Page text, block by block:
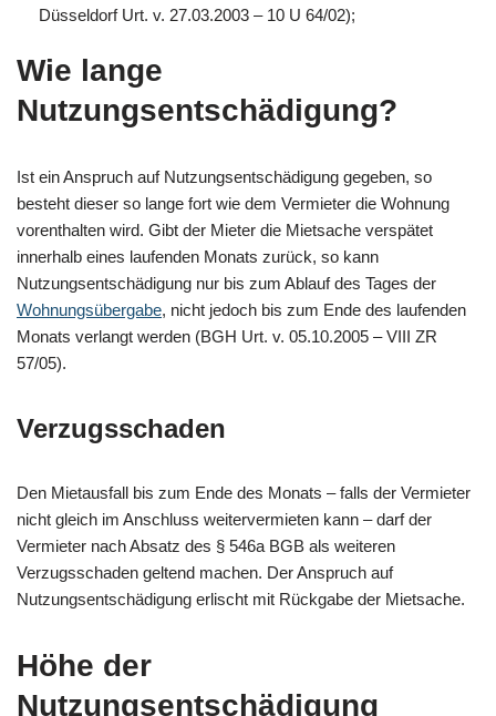
Düsseldorf Urt. v. 27.03.2003 – 10 U 64/02);
Wie lange
Nutzungsentschädigung?
Ist ein Anspruch auf Nutzungsentschädigung gegeben, so
besteht dieser so lange fort wie dem Vermieter die Wohnung
vorenthalten wird. Gibt der Mieter die Mietsache verspätet
innerhalb eines laufenden Monats zurück, so kann
Nutzungsentschädigung nur bis zum Ablauf des Tages der
Wohnungsübergabe, nicht jedoch bis zum Ende des laufenden
Monats verlangt werden (BGH Urt. v. 05.10.2005 – VIII ZR
57/05).
Verzugsschaden
Den Mietausfall bis zum Ende des Monats – falls der Vermieter
nicht gleich im Anschluss weitervermieten kann – darf der
Vermieter nach Absatz des § 546a BGB als weiteren
Verzugsschaden geltend machen. Der Anspruch auf
Nutzungsentschädigung erlischt mit Rückgabe der Mietsache.
Höhe der
Nutzungsentschädigung